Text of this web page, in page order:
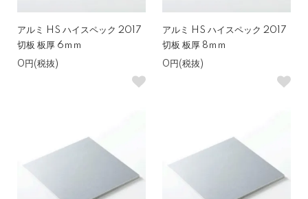
アルミ HS ハイスペック 2017
切板 板厚 6ｍｍ
0円(税抜)
アルミ HS ハイスペック 2017
切板 板厚 8ｍｍ
0円(税抜)